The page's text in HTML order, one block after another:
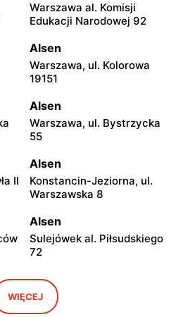
Warszawa al. Komisji
Edukacji Narodowej 92
Alsen
Warszawa, ul. Kolorowa
19151
Alsen
Warszawa, ul. Bystrzycka
55
II
Alsen
Konstancin-Jeziorna, ul.
Warszawska 8
Alsen
Sulejówek al. Piłsudskiego
72
Alsen
Legionowo, ul. Marsz.
Józefa Piłsudskiego 31/215
WIĘCEJ